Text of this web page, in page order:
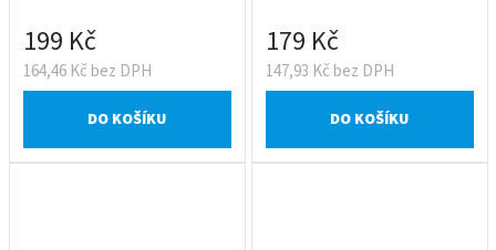
164,46 Kč bez DPH
199 Kč
DO KOŠÍKU
147,93 Kč bez DPH
179 Kč
DO KOŠÍKU